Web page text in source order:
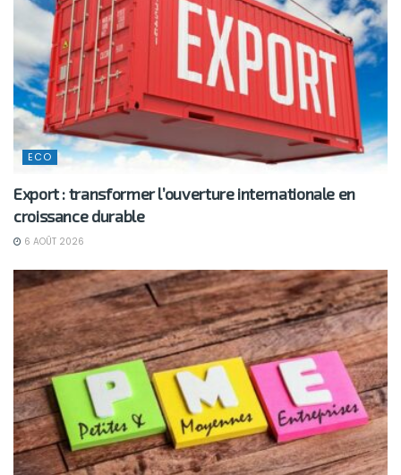
ECO
Export : transformer l’ouverture internationale en
croissance durable
6 AOÛT 2026